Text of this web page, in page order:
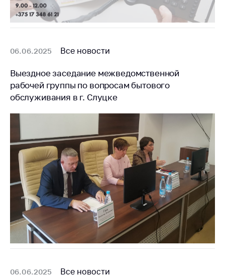
06.06.2025 Все новости
Выездное заседание межведомственной
рабочей группы по вопросам бытового
обслуживания в г. Слуцке
06.06.2025 Все новости